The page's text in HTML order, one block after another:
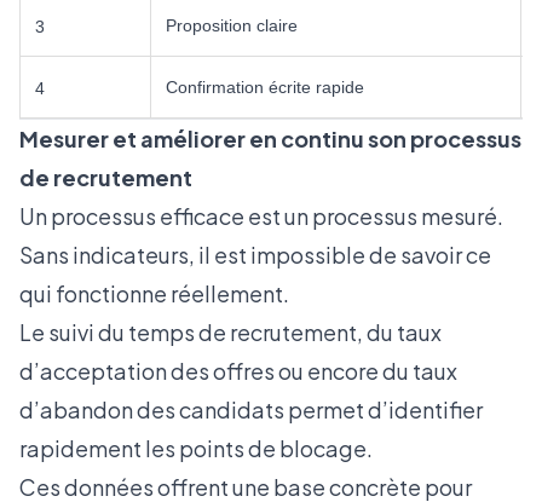
3 Proposition claire
4 Confirmation écrite rapide
Mesurer et améliorer en continu son processus
de recrutement
Un processus efficace est un processus mesuré.
Sans indicateurs, il est impossible de savoir ce
qui fonctionne réellement.
Le suivi du temps de recrutement, du taux
d’acceptation des offres ou encore du taux
d’abandon des candidats permet d’identifier
rapidement les points de blocage.
Ces données offrent une base concrète pour